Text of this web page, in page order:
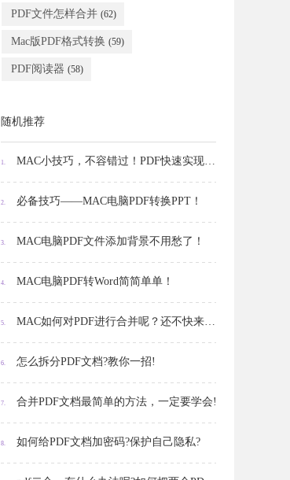
PDF文件怎样合并 (62)
Mac版PDF格式转换 (59)
PDF阅读器 (58)
随机推荐
1. MAC小技巧，不容错过！PDF快速实现文字编辑！
2. 必备技巧——MAC电脑PDF转换PPT！
3. MAC电脑PDF文件添加背景不用愁了！
4. MAC电脑PDF转Word简简单单！
5. MAC如何对PDF进行合并呢？还不快来试试？
6. 怎么拆分PDF文档?教你一招!
7. 合并PDF文档最简单的方法，一定要学会!
8. 如何给PDF文档加密码?保护自己隐私?